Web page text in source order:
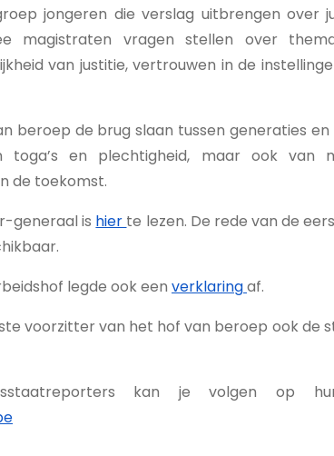
jongeren die verslag uitbrengen over
magistraten vragen stellen over
van justitie, vertrouwen in de
beroep de brug slaan tussen generaties
en plechtigheid, maar ook van
de toekomst.
generaal is hier te lezen. De rede van de
legde ook een verklaringaf.
voorzitter van het hof van beroep ook de
kan je volgen op